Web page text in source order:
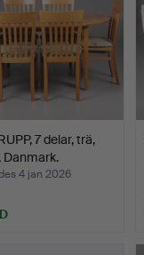
7 delar, trä,
Danmark.
4 jan 2026